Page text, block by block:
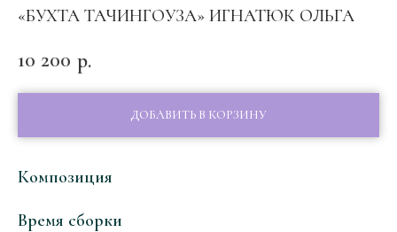
«БУХТА ТАЧИНГОУЗА» ИГНАТЮК ОЛЬГА
10 200 р.
ДОБАВИТЬ В КОРЗИНУ
Композиция
Время сборки